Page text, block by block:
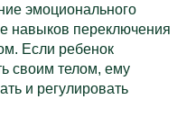
эмоционального
навыков переключения
Если ребенок
своим телом, ему
и регулировать